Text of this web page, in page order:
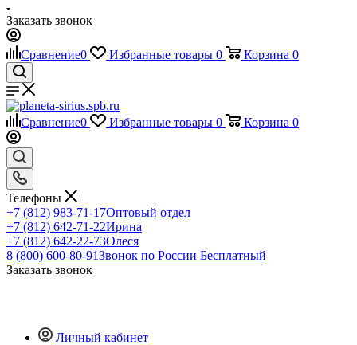
Заказать звонок
Сравнение0 Избранные товары 0 Корзина 0
Сравнение0 Избранные товары 0 Корзина 0
Телефоны
+7 (812) 983-71-17Оптовый отдел
+7 (812) 642-71-22Ирина
+7 (812) 642-22-73Олеся
8 (800) 600-80-91Звонок по России Бесплатный
Заказать звонок
Личный кабинет